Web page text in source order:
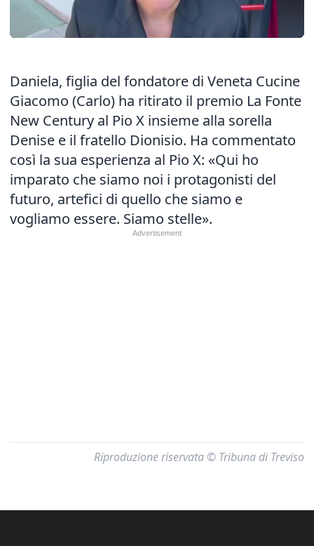
Daniela, figlia del fondatore di Veneta Cucine
Giacomo (Carlo) ha ritirato il premio La Fonte
New Century al Pio X insieme alla sorella
Denise e il fratello Dionisio. Ha commentato
così la sua esperienza al Pio X: «Qui ho
imparato che siamo noi i protagonisti del
futuro, artefici di quello che siamo e
vogliamo essere. Siamo stelle».
Riproduzione riservata © Tribuna di Treviso